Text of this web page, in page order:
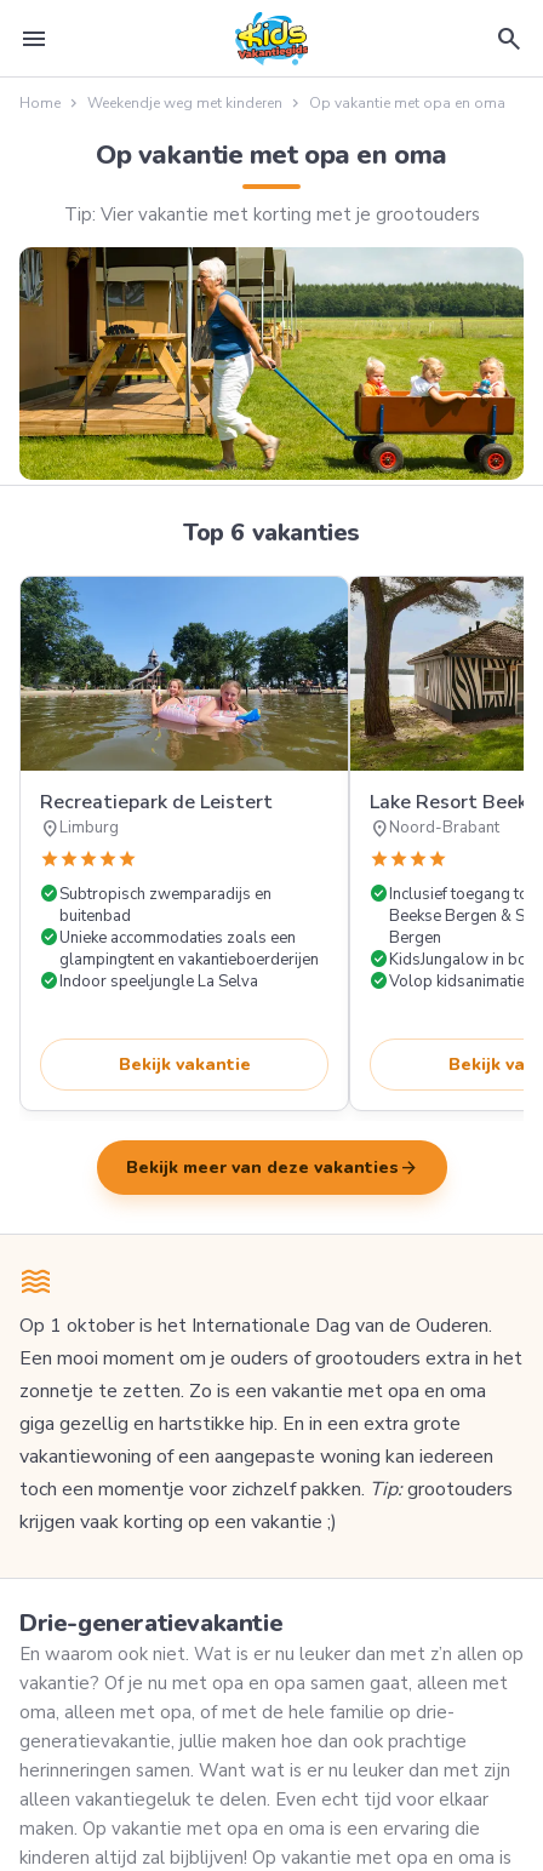
menu search
Home Weekendje weg met kinderen Op vakantie met opa en oma
Op vakantie met opa en oma
Tip: Vier vakantie met korting met je grootouders
Top 6 vakanties
Recreatiepark de Leistert
location_onLimburg
starstarstarstarstar
check_circleSubtropisch zwemparadijs en
buitenbad
check_circleUnieke accommodaties zoals een
glampingtent en vakantieboerderijen
check_circleIndoor speeljungle La Selva
Bekijk vakantie
Lake Resort
location_onNoord-Brabant
starstarstarstar
check_circleInclusief toegang tot
Beekse Bergen &
Bergen
check_circleKidsJungalow in
check_circleVolop kidsanimatie
Bekijk
Bekijk meer van deze vakanties arrow_forward
Op 1 oktober is het Internationale Dag van de Ouderen.
Een mooi moment om je ouders of grootouders extra in het
zonnetje te zetten. Zo is een vakantie met opa en oma
giga gezellig en hartstikke hip. En in een extra grote
vakantiewoning of een aangepaste woning kan iedereen
toch een momentje voor zichzelf pakken. Tip:grootouders
krijgen vaak korting op een vakantie ;)
Drie-generatievakantie
En waarom ook niet. Wat is er nu leuker dan met z’n allen op
vakantie? Of je nu met opa en opa samen gaat, alleen met
oma, alleen met opa, of met de hele familie op drie-
generatievakantie, jullie maken hoe dan ook prachtige
herinneringen samen. Want wat is er nu leuker dan met zijn
alleen vakantiegeluk te delen. Even echt tijd voor elkaar
maken. Op vakantie met opa en oma is een ervaring die
kinderen altijd zal bijblijven! Op vakantie met opa en oma is